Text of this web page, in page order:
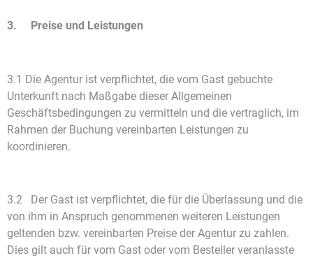
3. Preise und Leistungen
3.1 Die Agentur ist verpflichtet, die vom Gast gebuchte
Unterkunft nach Maßgabe dieser Allgemeinen
Geschäftsbedingungen zu vermitteln und die vertraglich, im
Rahmen der Buchung vereinbarten Leistungen zu
koordinieren.
3.2 Der Gast ist verpflichtet, die für die Überlassung und die
von ihm in Anspruch genommenen weiteren Leistungen
geltenden bzw. vereinbarten Preise der Agentur zu zahlen.
Dies gilt auch für vom Gast oder vom Besteller veranlasste